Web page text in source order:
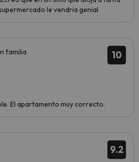
le vendria genial
10
familia
El apartamento muy correcto.
9.2